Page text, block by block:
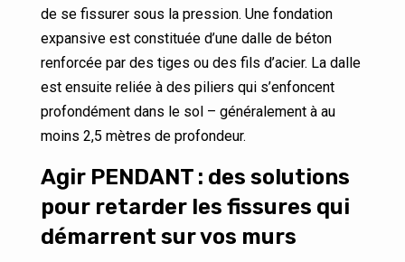
de se fissurer sous la pression. Une fondation
expansive est constituée d’une dalle de béton
renforcée par des tiges ou des fils d’acier. La dalle
est ensuite reliée à des piliers qui s’enfoncent
profondément dans le sol – généralement à au
moins 2,5 mètres de profondeur.
Agir PENDANT : des solutions
pour retarder les fissures qui
démarrent sur vos murs